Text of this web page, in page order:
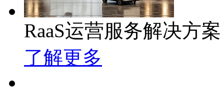
RaaS运营服务解决方案
了解更多